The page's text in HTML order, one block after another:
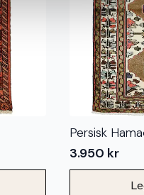
Persisk
3.950 kr